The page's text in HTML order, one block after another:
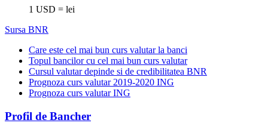
1 USD = lei
Sursa BNR
Care este cel mai bun curs valutar la banci
Topul bancilor cu cel mai bun curs valutar
Cursul valutar depinde si de credibilitatea BNR
Prognoza curs valutar 2019-2020 ING
Prognoza curs valutar ING
Profil de Bancher